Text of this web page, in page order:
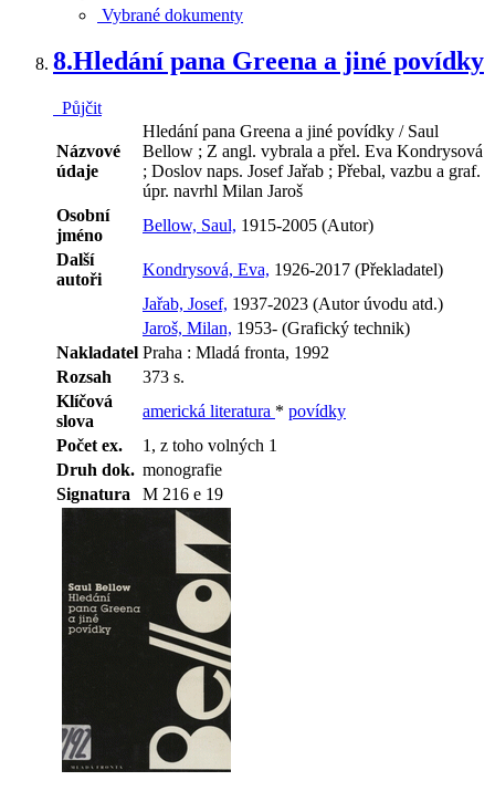
Vybrané dokumenty
8.Hledání pana Greena a jiné povídky
Půjčit
Názvové
údaje
Hledání pana Greena a jiné povídky / Saul
Bellow ; Z angl. vybrala a přel. Eva Kondrysová
; Doslov naps. Josef Jařab ; Přebal, vazbu a graf.
úpr. navrhl Milan Jaroš
Osobní
jméno
Bellow, Saul, 1915-2005 (Autor)
Další
autoři
Kondrysová, Eva, 1926-2017 (Překladatel)
Jařab, Josef, 1937-2023 (Autor úvodu atd.)
Jaroš, Milan, 1953- (Grafický technik)
Nakladatel Praha : Mladá fronta, 1992
Rozsah
373 s.
Klíčová
slova
americká literatura * povídky
Počet ex.
1, z toho volných 1
Druh dok. monografie
Signatura
M 216 e 19